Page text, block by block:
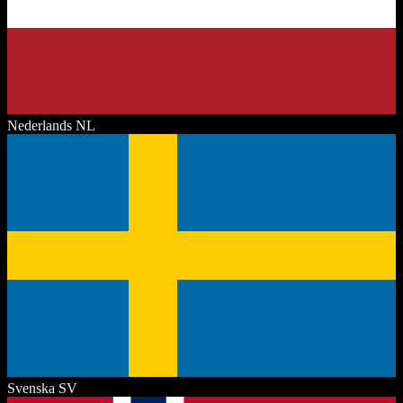
Nederlands NL
Svenska SV